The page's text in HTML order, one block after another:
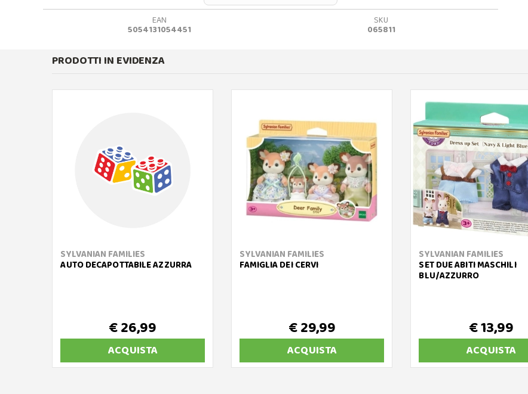
EAN
5054131054451
SKU
065811
PRODOTTI IN EVIDENZA
SYLVANIAN FAMILIES
AUTO DECAPOTTABILE AZZURRA
€ 26,99
ACQUISTA
SYLVANIAN FAMILIES
FAMIGLIA DEI CERVI
€ 29,99
ACQUISTA
SYLVANIAN FAMILIES
SET DUE ABITI MASCHILI
BLU/AZZURRO
€ 13,99
ACQUISTA